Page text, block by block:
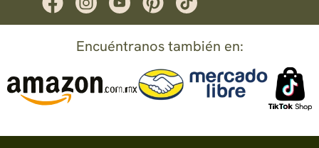
Encuéntranos también en: